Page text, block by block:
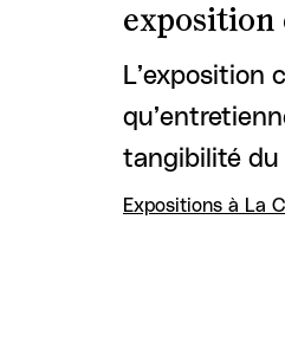
exposition
L’exposition
tangibilité du
Expositions à La